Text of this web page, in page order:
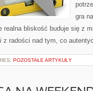
gra
realna bliskość buduje się z
z radości nad tym, co
POZOSTAŁE ARTYKUŁY